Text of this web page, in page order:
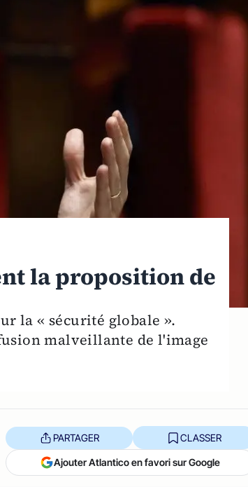
la proposition de
la « sécurité globale ».
malveillante de l'image
PARTAGER CLASSER
Ajouter Atlantico en favori sur Google